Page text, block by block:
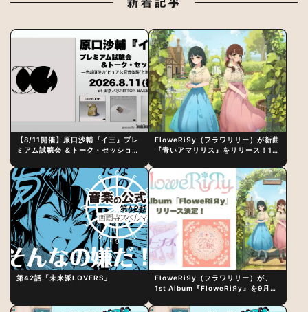
【8/11開催】原口沙輔『イ三』プレ
ミアム試聴会 ＆トーク・セッション
制作秘話
FloweRiЯy（フラワリリー）が新曲
『青いアマリリス』をリリース！1st
第42話「未来派LOVERS」
FloweRiЯy（フラワリリー）が、
1st Album『FloweRiЯy』を9月23